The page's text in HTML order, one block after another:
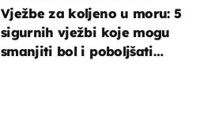
Vježbe za koljeno u moru: 5
sigurnih vježbi koje mogu
smanjiti bol i poboljšati